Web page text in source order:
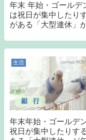
年末 年始・ゴールデ
は祝日が集中したり
がある「大型連休」
生活
年末年始・ゴールデ
祝日が集中したりす